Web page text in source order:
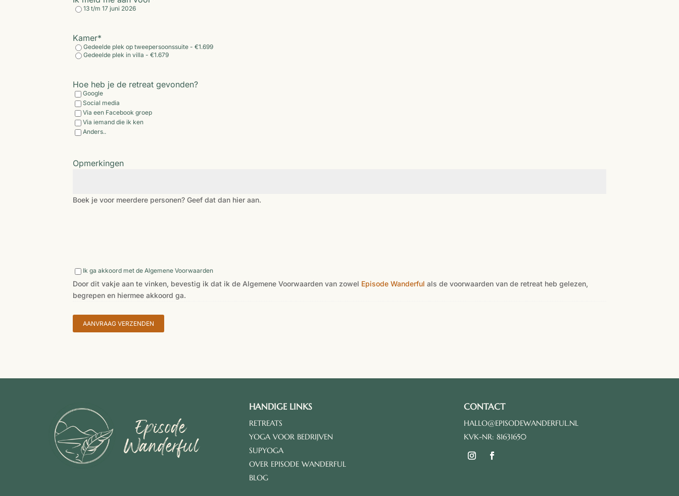
13 t/m 17 juni 2026
Kamer*
Gedeelde plek op tweepersoonssuite - €1.699
Gedeelde plek in villa - €1.679
Hoe heb je de retreat gevonden?
Google
Social media
Via een Facebook groep
Via iemand die ik ken
Anders..
Opmerkingen
Boek je voor meerdere personen? Geef dat dan hier aan.
Door
dit
vakje
aan
vinken,
bevestig
Algemene
zowel
Episode
Wanderful
als
de
voorwaarden
Ik ga akkoord met de Algemene Voorwaarden
Door dit vakje aan te vinken, bevestig ik dat ik de Algemene Voorwaarden van zowel Episode Wanderfulals de voorwaarden van de retreat heb gelezen,
begrepen en hiermee akkoord ga.
HANDIGE LINKS
RETREATS
YOGA VOOR BEDRIJVEN
SUPYOGA
OVER EPISODE WANDERFUL
BLOG
CONTACT
HALLO@EPISODEWANDERFUL.NL
KVK-NR: 81631650